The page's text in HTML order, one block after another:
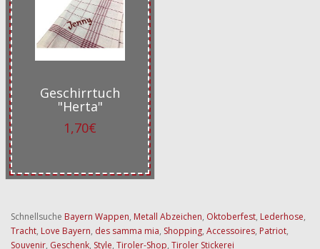
Geschirrtuch
"Herta"
1,70€
Schnellsuche Bayern Wappen, Metall Abzeichen, Oktoberfest, Lederhose,
Tracht, Love Bayern, des samma mia, Shopping, Accessoires, Patriot,
Souvenir, Geschenk, Style, Tiroler-Shop, Tiroler Stickerei